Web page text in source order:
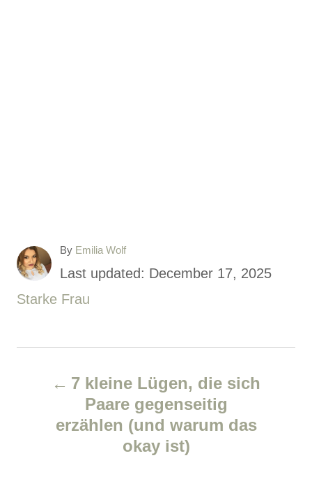
By A
t
h
Emilia Wolf
P
o
d
n
Last updated: December 17, 2025
C
Starke Frau
7 kleine Lügen, die sich
Paare gegenseitig
erzählen (und warum das
okay ist)